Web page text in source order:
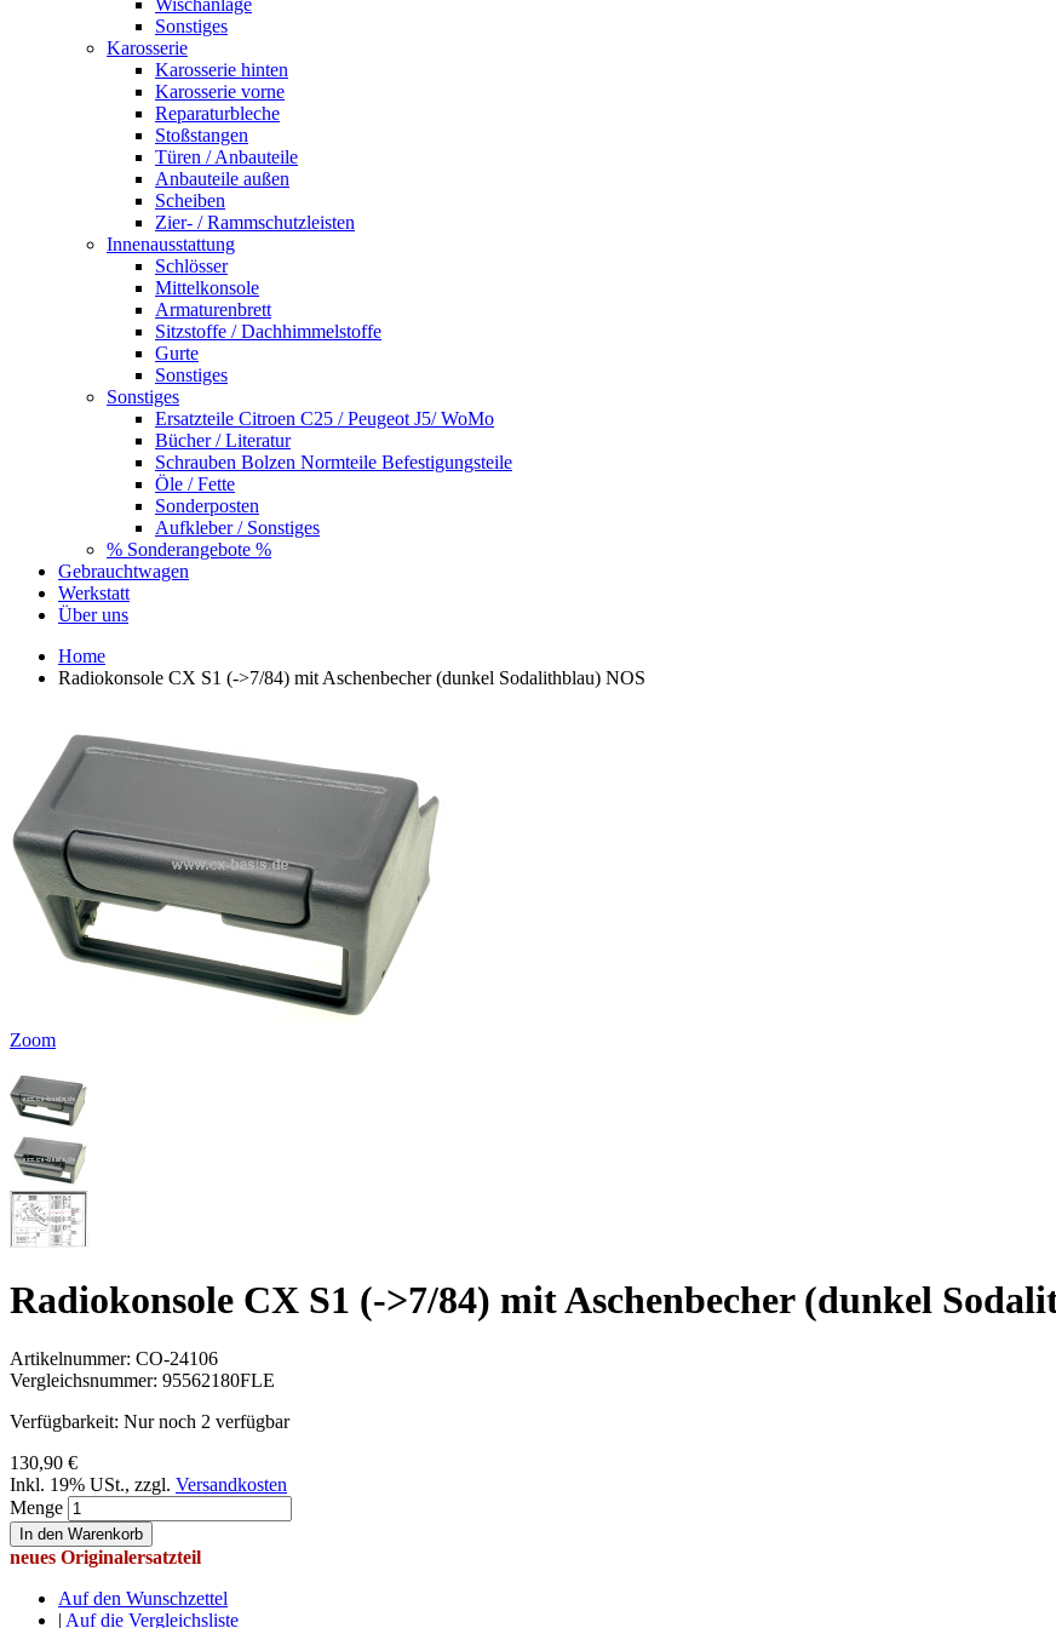
Sonstiges
Karosserie
Karosserie hinten
Karosserie vorne
Reparaturbleche
Stoßstangen
Türen / Anbauteile
Anbauteile außen
Scheiben
Zier- / Rammschutzleisten
Innenausstattung
Schlösser
Mittelkonsole
Armaturenbrett
Sitzstoffe / Dachhimmelstoffe
Gurte
Sonstiges
Sonstiges
Ersatzteile Citroen C25 / Peugeot J5/ WoMo
Bücher / Literatur
Schrauben Bolzen Normteile Befestigungsteile
Öle / Fette
Sonderposten
Aufkleber / Sonstiges
% Sonderangebote %
Gebrauchtwagen
Werkstatt
Über uns
Home
Radiokonsole CX S1 (->7/84) mit Aschenbecher (dunkel Sodalithblau) NOS
Zoom
Radiokonsole CX S1 (->7/84) mit Aschenbecher (dunkel
Artikelnummer: CO-24106
Vergleichsnummer: 95562180FLE
Verfügbarkeit: Nur noch 2 verfügbar
130,90 €
Inkl. 19% USt., zzgl. Versandkosten
Menge
In den Warenkorb
neues Originalersatzteil
Auf den Wunschzettel
| Auf die Vergleichsliste